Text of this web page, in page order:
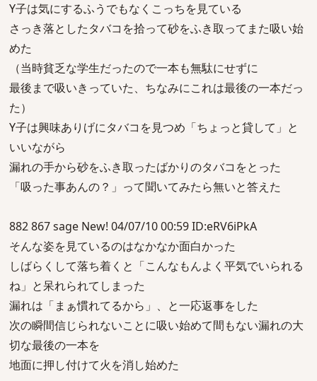
Y子は気にするふうでもなくこっちを見ている
さっき落としたタバコを拾って砂をふき取ってまた吸い始
めた
（当時貧乏な学生だったので一本も無駄にせずに
最後まで吸いきっていた、ちなみにこれは最後の一本だっ
た）
Y子は興味ありげにタバコを見つめ「ちょっと貸して」と
いいながら
漏れの手から砂をふき取ったばかりのタバコをとった
「吸った事あんの？」って聞いてみたら無いと答えた
882 867 sage New! 04/07/10 00:59 ID:eRV6iPkA
そんな姿を見ているのはなかなか面白かった
しばらくして落ち着くと「こんなもんよく平気でいられる
ね」と呆れられてしまった
漏れは「まぁ慣れてるから」、と一応返事をした
次の瞬間信じられないことに吸い始めて間もない漏れの大
切な最後の一本を
地面に押し付けて火を消し始めた